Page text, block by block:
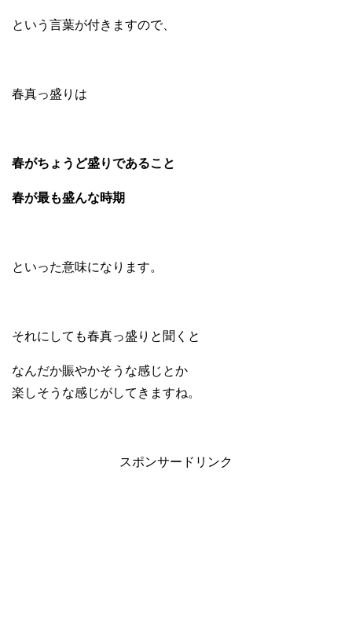
という言葉が付きますので、
春真っ盛りは
春がちょうど盛りであること
春が最も盛んな時期
といった意味になります。
それにしても春真っ盛りと聞くと
なんだか賑やかそうな感じとか
楽しそうな感じがしてきますね。
スポンサードリンク